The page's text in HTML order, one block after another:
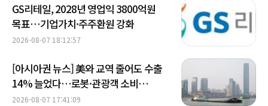
GS리테일, 2028년 영업익 3800억원
목표…기업가치·주주환원 강화
2026-08-07 18:12:57
[아시아권 뉴스] 美와 교역 줄어도 수출
14% 늘었다…로봇·관광객 소비
키우는 중국
2026-08-07 17:41:09